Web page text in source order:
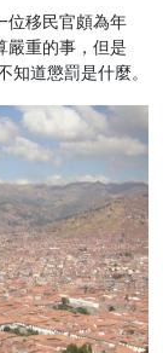
位移民官頗為年
嚴重的事，但是
知道懲罰是什麼。